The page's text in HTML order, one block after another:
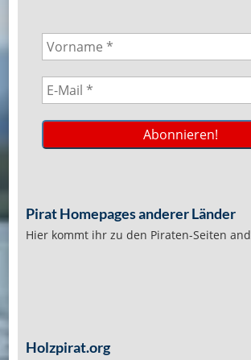
Pirat Homepages anderer Länder
Hier kommt ihr zu den Piraten-Seiten
Holzpirat.org